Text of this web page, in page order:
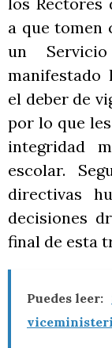
a que tomen
un
manifestado
el deber de
por lo que
integridad
escolar.
directivas
decisiones
final de esta
Puedes leer: